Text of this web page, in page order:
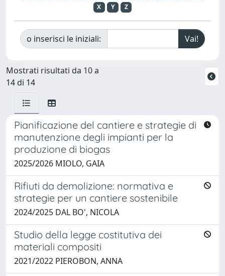
X
Y Z
o inserisci le iniziali:
Mostrati risultati da 10 a
14 di 14
Pianificazione del cantiere e strategie di
manutenzione degli impianti per la
produzione di biogas
2025/2026 MIOLO, GAIA
Rifiuti da demolizione: normativa e
strategie per un cantiere sostenibile
2024/2025 DAL BO', NICOLA
Studio della legge costitutiva dei
materiali compositi
2021/2022 PIEROBON, ANNA